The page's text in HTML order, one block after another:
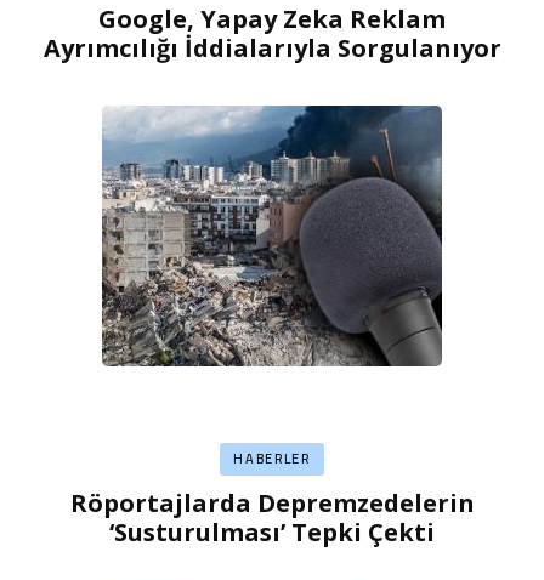
Google, Yapay Zeka Reklam
Ayrımcılığı İddialarıyla Sorgulanıyor
HABERLER
Röportajlarda Depremzedelerin
‘Susturulması’ Tepki Çekti